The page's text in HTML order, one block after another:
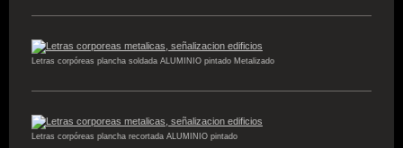
Letras corpóreas plancha soldada ALUMINIO pintado Metalizado
Letras corpóreas plancha recortada ALUMINIO pintado